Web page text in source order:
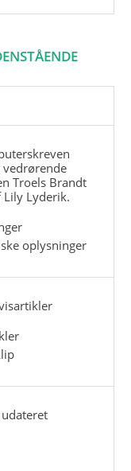
Troels Brandt
Lily Lyderik.
oplysninger
udateret